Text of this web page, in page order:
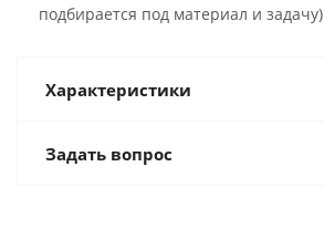
подбирается под материал и задачу)
Характеристики
Задать вопрос